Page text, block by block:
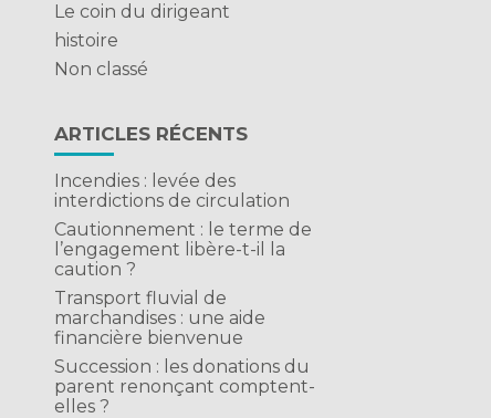
Le coin du dirigeant
histoire
Non classé
ARTICLES RÉCENTS
Incendies : levée des
interdictions de circulation
Cautionnement : le terme de
l’engagement libère-t-il la
caution ?
Transport fluvial de
marchandises : une aide
financière bienvenue
Succession : les donations du
parent renonçant comptent-
elles ?